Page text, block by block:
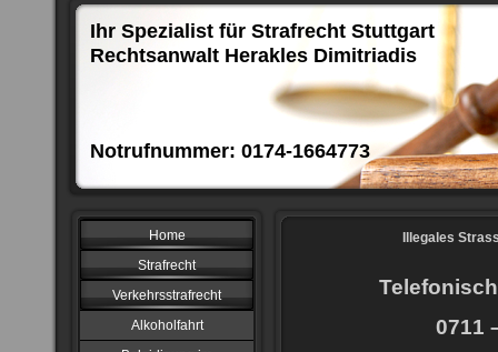
Ihr Spezialist für Strafrecht Stuttgart
Rechtsanwalt Herakles Dimitriadis
Notrufnummer: 0174-1664773
Home
Strafrecht
Verkehrsstrafrecht
Alkoholfahrt
Illegales
0711